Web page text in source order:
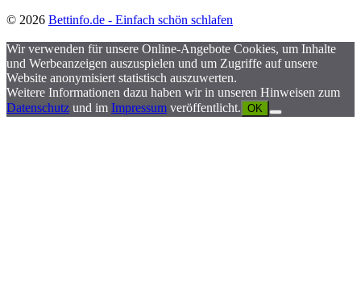
© 2026 Bettinfo.de - Einfach schön schlafen
Wir verwenden für unsere Online-Angebote Cookies, um Inhalte
und Werbeanzeigen auszuspielen und um Zugriffe auf unsere
Website anonymisiert statistisch auszuwerten.
Weitere Informationen dazu haben wir in unseren Hinweisen zum
Datenschutz und im Impressum veröffentlicht. OK